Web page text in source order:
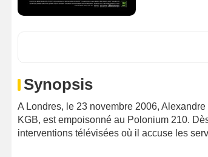
Synopsis
A Londres, le 23 novembre 2006,
KGB, est empoisonné au Polonium 210.
interventions télévisées où il accuse les